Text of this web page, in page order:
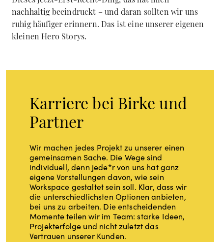
nachhaltig beeindruckt – und daran sollten wir uns
ruhig häufiger erinnern. Das ist eine unserer eigenen
kleinen Hero Storys.
Karriere bei Birke und
Partner
Wir machen jedes Projekt zu unserer einen
gemeinsamen Sache. Die Wege sind
individuell, denn jede*r von uns hat ganz
eigene Vorstellungen davon, wie sein
Workspace gestaltet sein soll. Klar, dass wir
die unterschiedlichsten Optionen anbieten,
bei uns zu arbeiten. Die entscheidenden
Momente teilen wir im Team: starke Ideen,
Projekterfolge und nicht zuletzt das
Vertrauen unserer Kunden.